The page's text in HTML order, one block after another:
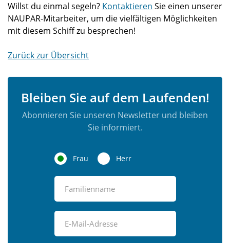
Willst du einmal segeln? Kontaktieren Sie einen unserer
NAUPAR-Mitarbeiter, um die vielfältigen Möglichkeiten
mit diesem Schiff zu besprechen!
Zurück zur Übersicht
Bleiben Sie auf dem Laufenden!
Abonnieren Sie unseren Newsletter und bleiben
Sie informiert.
Frau Herr